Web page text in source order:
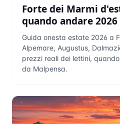
Forte dei Marmi
quando andare 2026
Guida onesta estate 2026 a
Alpemare, Augustus,
prezzi reali dei lettini,
da Malpensa.